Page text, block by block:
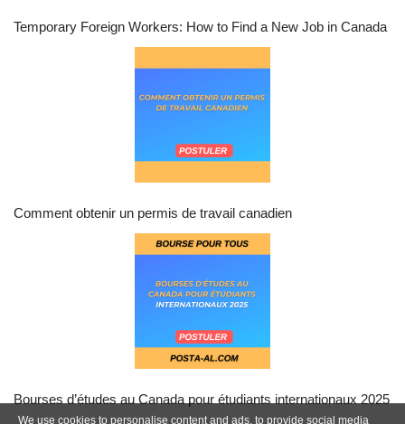
Temporary Foreign Workers: How to Find a New Job in Canada
Comment obtenir un permis de travail canadien
Bourses d’études au Canada pour étudiants internationaux 2025
We use cookies to personalise content and ads, to provide social media